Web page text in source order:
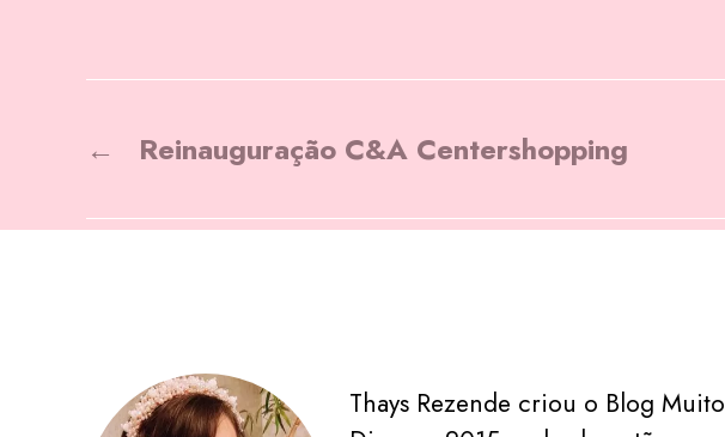
← Reinauguração C&A Centershopping
Thays Rezende criou o Blog Muito